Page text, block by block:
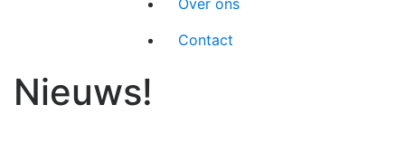
Over ons
Contact
Nieuws!